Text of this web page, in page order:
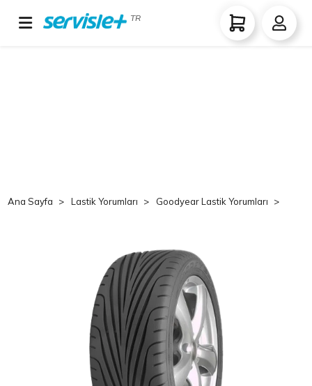
TR
Ana Sayfa Lastik Yorumları Goodyear Lastik Yorumları